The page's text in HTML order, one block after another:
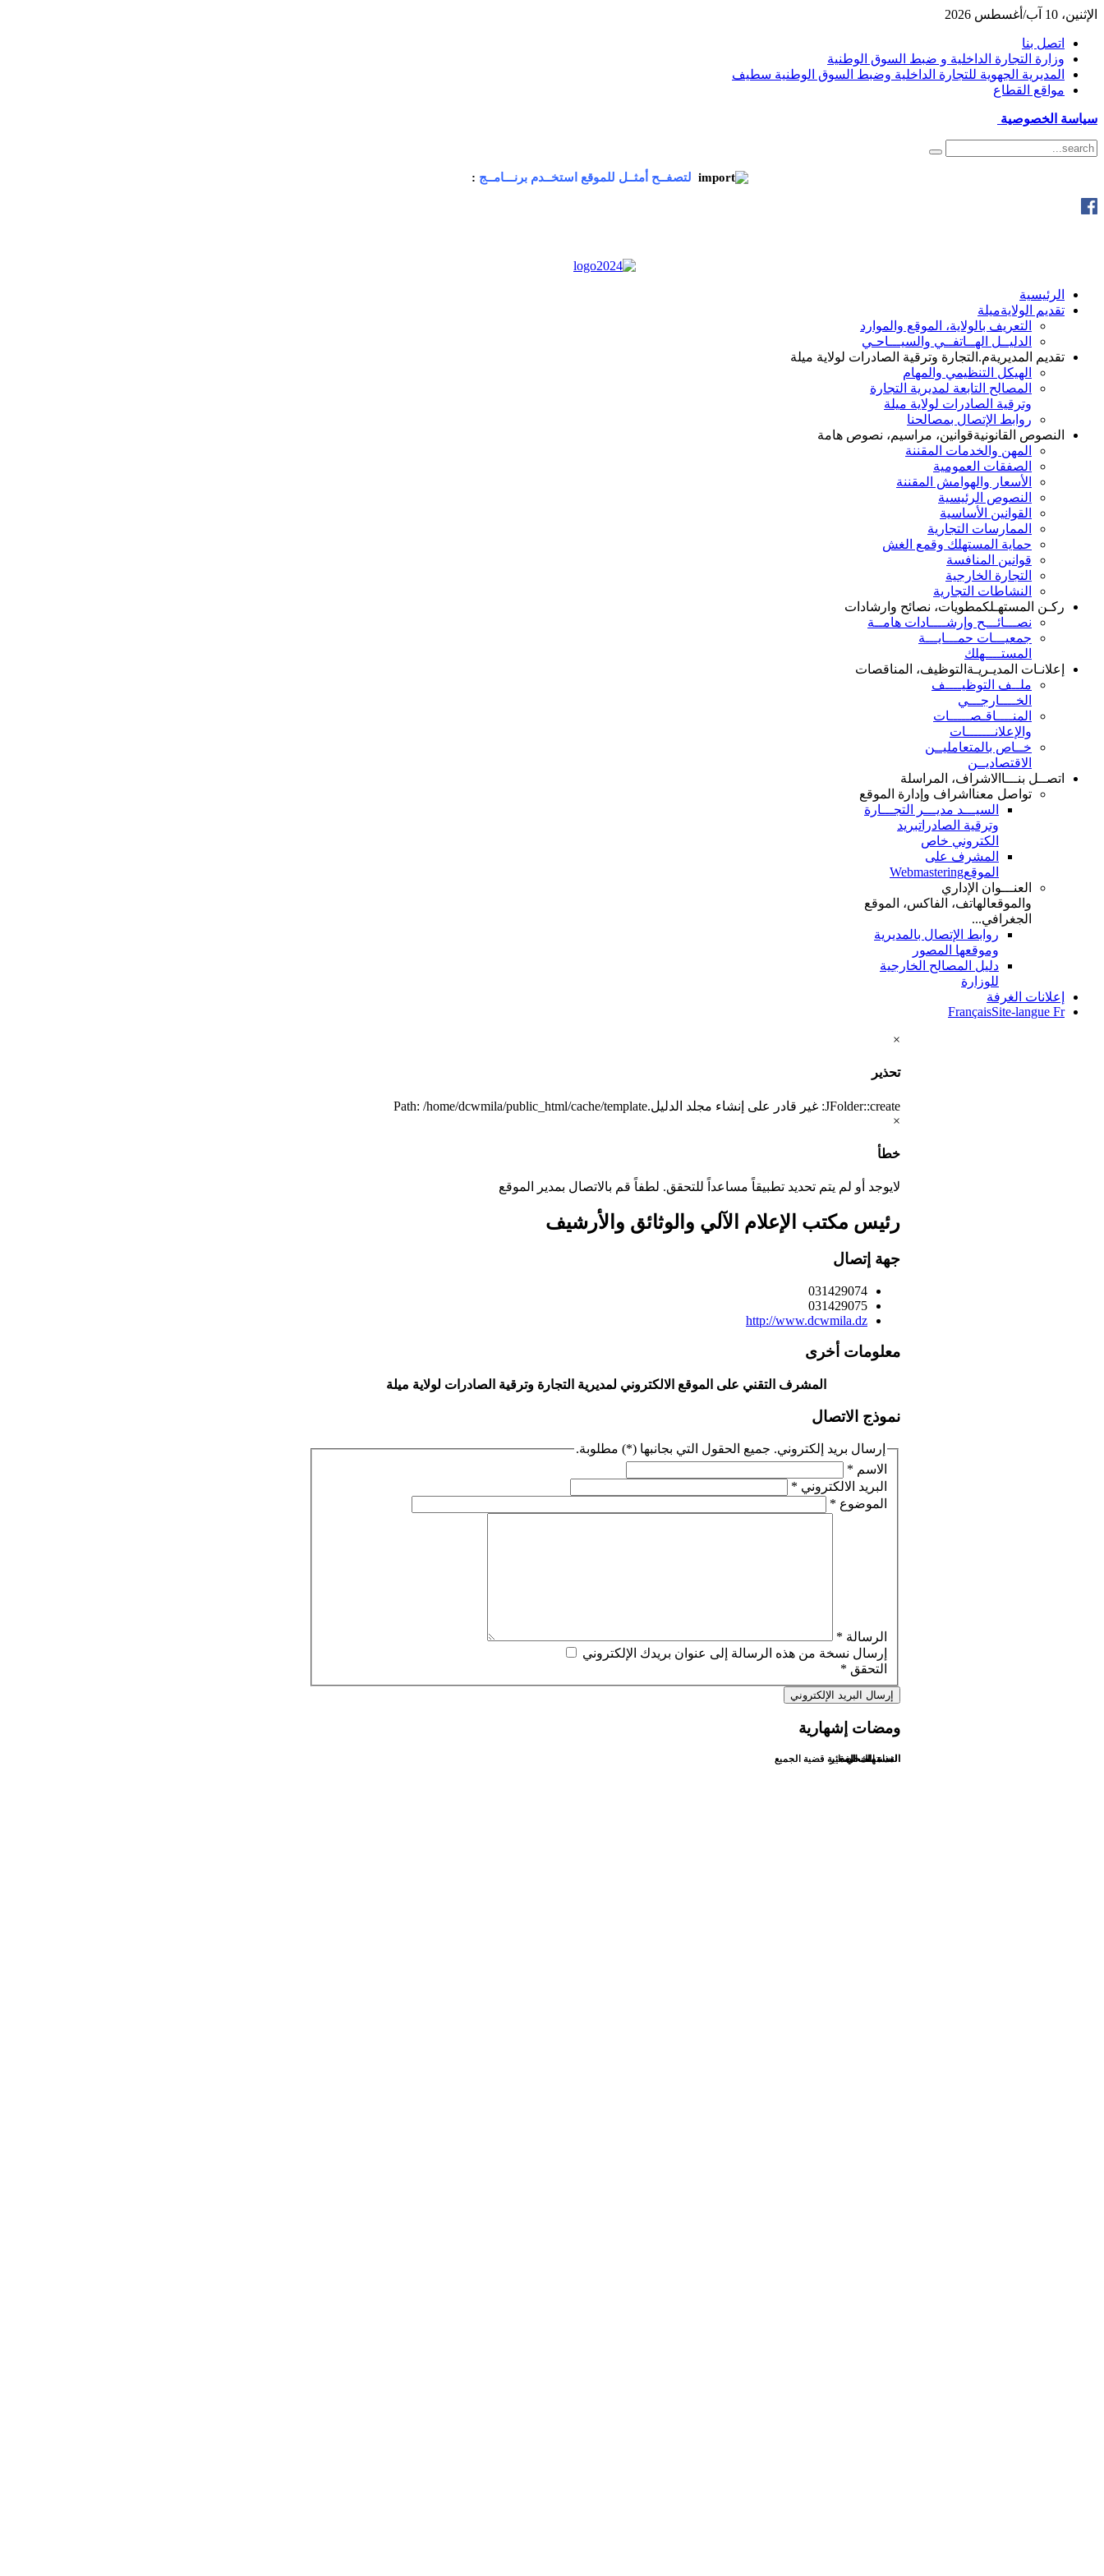
الإثنين، 10 آب/أغسطس 2026
اتصل بنا
وزارة التجارة الداخلية و ضبط السوق الوطنية
المديرية الجهوية للتجارة الداخلية وضبط السوق الوطنية سطيف
مواقع القطاع
سياسة الخصوصية
لتصفــح أمثــل للموقع استخــدم برنـــامــج :
الرئيسية
تقديم الولايةميلة
التعريف بالولاية، الموقع والموارد
الدليــل الهــاتفــي والسيـــاحـي
تقديم المديريةم.التجارة وترقية الصادرات لولاية ميلة
الهيكل التنظيمي والمهام
المصالح التابعة لمديرية التجارة
وترقية الصادرات لولاية ميلة
روابط الإتصال بمصالحنا
النصوص القانونيةقوانين، مراسيم، نصوص هامة
المهن والخدمات المقننة
الصفقات العمومية
الأسعار والهوامش المقننة
النصوص الرئيسية
القوانين الأساسية
الممارسات التجارية
حماية المستهلك وقمع الغش
قوانين المنافسة
التجارة الخارجية
النشاطات التجارية
ركـن المستهـلكمطويات، نصائح وارشادات
نصـــائـــح وإرشــــادات هامــة
جمعيـــات حمـــايـــة
المستــــهلك
إعلانـات المديـريـة التوظيف، المناقصات
ملــف التوظيــــف
الخــــارجـــي
المنــــاقـصـــــات
والإعلانـــــــات
خــاص بالمتعامليــن
الاقتصاديــن
اتصــل بنـــا الاشراف، المراسلة
تواصل معنا اشراف وإدارة الموقع
السيـــد مديـــر التجـــارة
وترقية الصادراتبريد
الكتروني خاص
المشرف على
الموقعWebmastering
العنـــوان الإداري
والموقعالهاتف، الفاكس، الموقع
الجغرافي...
روابط الإتصال بالمديرية
وموقعها المصور
دليل المصالح الخارجية
للوزارة
إعلانات الغرفة
FrançaisSite-langue Fr
×
تحذير
JFolder::create: غير قادر على إنشاء مجلد الدليل.Path: /home/dcwmila/public_html/cache/template
×
خطأ
لايوجد أو لم يتم تحديد تطبيقاً مساعداً للتحقق. لطفاً قم بالاتصال بمدير الموقع
رئيس مكتب الإعلام الآلي والوثائق والأرشيف
جهة إتصال
031429074
031429075
http://www.dcwmila.dz
معلومات أخرى
المشرف التقني على الموقع الالكتروني لمديرية التجارة وترقية الصادرات لولاية ميلة
نموذج الاتصال
إرسال بريد إلكتروني. جميع الحقول التي بجانبها (*) مطلوبة.
الاسم *
البريد الالكتروني *
الموضوع *
الرسالة *
إرسال نسخة من هذه الرسالة إلى عنوان بريدك الإلكتروني
التحقق *
إرسال البريد الإلكتروني
ومضات إشهارية
التسممات الغذائية قضية الجميع
التسممات الغذائية قضية الجميع
الغذاء الصحي
الغذاء الصحي
المستهلك الصغير
المستهلك الصغير